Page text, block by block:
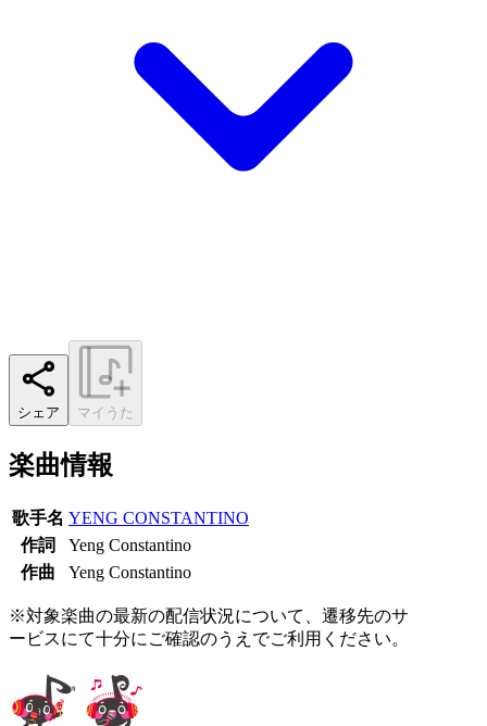
シェア マイうた
楽曲情報
歌手名 YENG CONSTANTINO
作詞
Yeng Constantino
作曲
Yeng Constantino
※対象楽曲の最新の配信状況について、遷移先のサ
ービスにて十分にご確認のうえでご利用ください。